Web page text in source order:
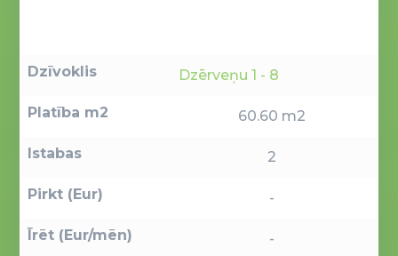
Dzīvoklis Dzērveņu 1 - 8
Platība m2 60.60 m2
Istabas 2
Pirkt (Eur) -
Īrēt (Eur/mēn) -